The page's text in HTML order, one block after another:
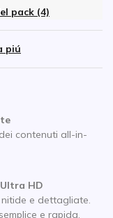
pack (4)
piú
contenuti all-in-
HD
e dettagliate.
e rapida.